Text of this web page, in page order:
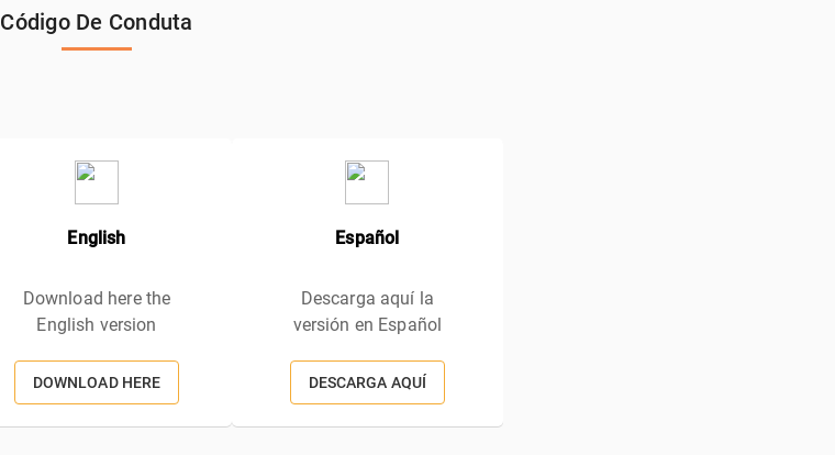
Código De Conduta
English
Download here the
English version
DOWNLOAD HERE
Español
Descarga aquí la
versión en Español
DESCARGA AQUÍ